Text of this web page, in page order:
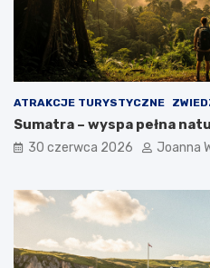
ATRAKCJE TURYSTYCZNE
Sumatra – wyspa pełna
30 czerwca 2026 Joanna